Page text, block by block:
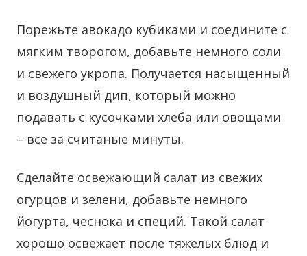
Порежьте авокадо кубиками и соедините с
мягким творогом, добавьте немного соли
и свежего укропа. Получается насыщенный
и воздушный дип, который можно
подавать с кусочками хлеба или овощами
– все за считаные минуты.
Сделайте освежающий салат из свежих
огурцов и зелени, добавьте немного
йогурта, чеснока и специй. Такой салат
хорошо освежает после тяжелых блюд и